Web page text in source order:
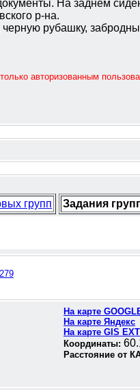
На заднем
р-на.
рубашку,
авторизованным
групп Задания
На карте
На карте Яндекс
На карте GIS
Координаты:
Расстояние от